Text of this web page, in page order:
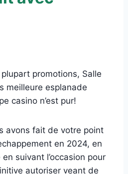
promotions, Salle
meilleure esplanade
casino n’est pur!
avons fait de votre point
en 2024, en
suivant l’occasion pour
autoriser veant de